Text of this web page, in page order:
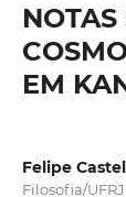
NOTAS
EM
Felipe
Filosofia/UFRJ